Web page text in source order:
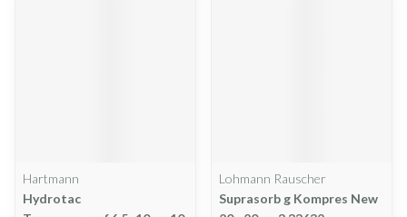
Hartmann
Hydrotac
Lohmann Rauscher
Suprasorb g Kompres New